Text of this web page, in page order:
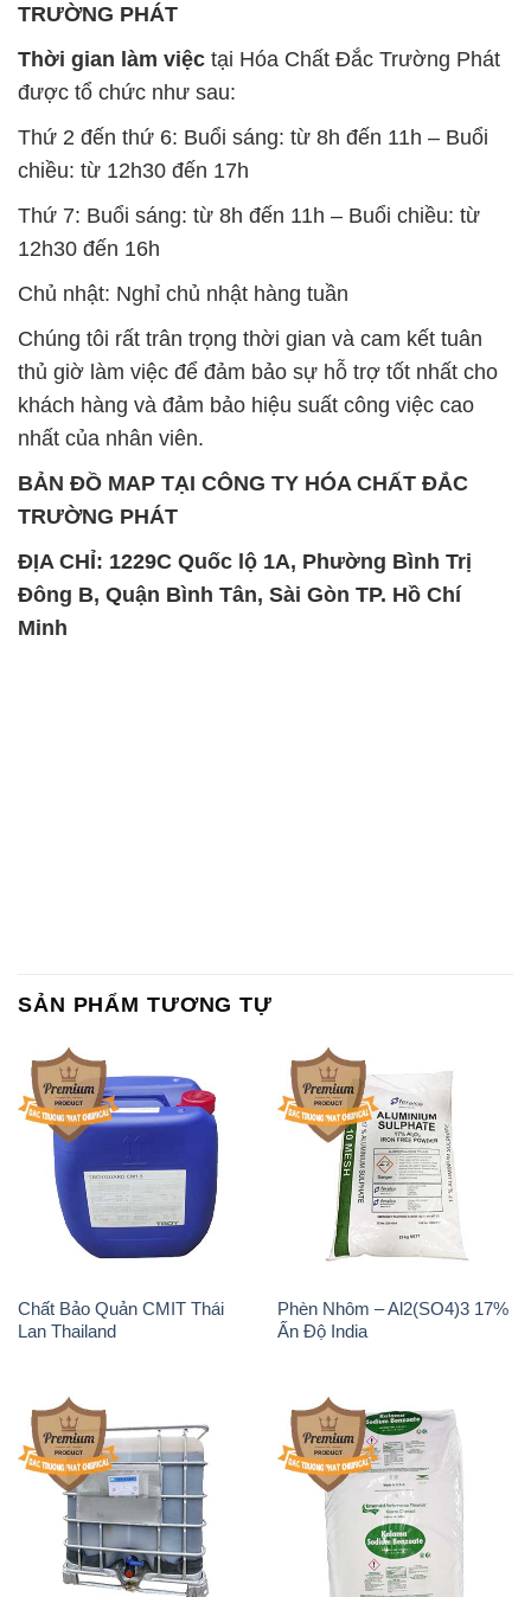
TRƯỜNG PHÁT
Thời gian làm việc tại Hóa Chất Đắc Trường Phát
được tổ chức như sau:
Thứ 2 đến thứ 6: Buổi sáng: từ 8h đến 11h – Buổi
chiều: từ 12h30 đến 17h
Thứ 7: Buổi sáng: từ 8h đến 11h – Buổi chiều: từ
12h30 đến 16h
Chủ nhật: Nghỉ chủ nhật hàng tuần
Chúng tôi rất trân trọng thời gian và cam kết tuân
thủ giờ làm việc để đảm bảo sự hỗ trợ tốt nhất cho
khách hàng và đảm bảo hiệu suất công việc cao
nhất của nhân viên.
BẢN ĐỒ MAP TẠI CÔNG TY HÓA CHẤT ĐẮC
TRƯỜNG PHÁT
ĐỊA CHỈ: 1229C Quốc lộ 1A, Phường Bình Trị
Đông B, Quận Bình Tân, Sài Gòn TP. Hồ Chí
Minh
SẢN PHẨM TƯƠNG TỰ
Chất Bảo Quản CMIT Thái
Lan Thailand
Phèn Nhôm – Al2(SO4)3 17%
Ấn Độ India